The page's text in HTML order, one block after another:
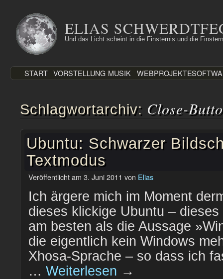
Inhalt
springen
ELIAS
Und das Licht scheint in die Finsternis und die
START VORSTELLUNG MUSIK WEBPROJEKTE
Schlagwortarchiv: Close-
Ubuntu: Schwarzer
Textmodus
Veröffentlicht am 3. Juni 2011 von Elias
Ich ärgere mich im Moment
dieses klickige Ubuntu –
am besten als die Aussage
die eigentlich kein Windows
Xhosa-Sprache – so dass ich
… Weiterlesen →